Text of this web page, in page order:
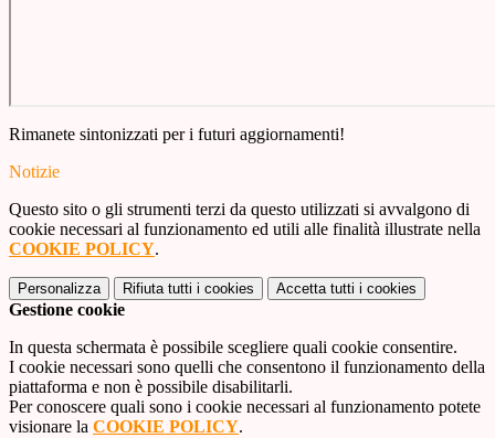
Rimanete sintonizzati per i futuri aggiornamenti!
Notizie
Questo sito o gli strumenti terzi da questo utilizzati si avvalgono di
cookie necessari al funzionamento ed utili alle finalità illustrate nella
COOKIE POLICY.
Personalizza Rifiuta tutti i cookies Accetta tutti i cookies
Gestione cookie
In questa schermata è possibile scegliere quali cookie consentire.
I cookie necessari sono quelli che consentono il funzionamento della
piattaforma e non è possibile disabilitarli.
Per conoscere quali sono i cookie necessari al funzionamento potete
visionare la COOKIE POLICY.